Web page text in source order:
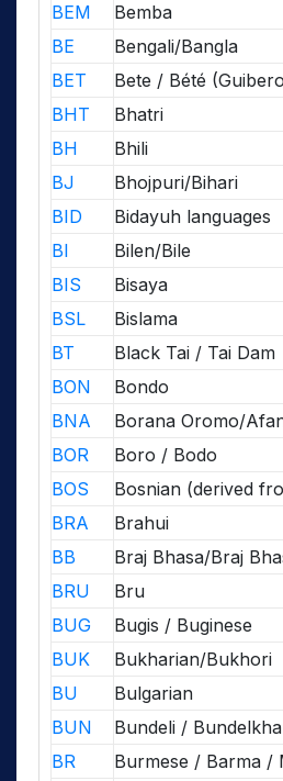
BEM
Bemba
BE
Bengali/Bangla
BET
Bete / Bété
BHT
Bhatri
BH
Bhili
BJ
Bhojpuri/Bihari
BID
Bidayuh languages
BI
Bilen/Bile
BIS
Bisaya
BSL
Bislama
BT
Black Tai / Tai Dam
BON
Bondo
BNA
Borana Oromo/
BOR
Boro / Bodo
BOS
Bosnian (derived
BRA
Brahui
BB
Braj Bhasa/Braj
BRU
Bru
BUG
Bugis / Buginese
BUK
Bukharian/Bukhori
BU
Bulgarian
BUN
Bundeli /
BR
Burmese / Barma /